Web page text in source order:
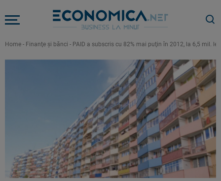
Home - Finanţe şi bănci - PAID a subscris cu 82% mai puţin în 2012, la 6,5 mil.